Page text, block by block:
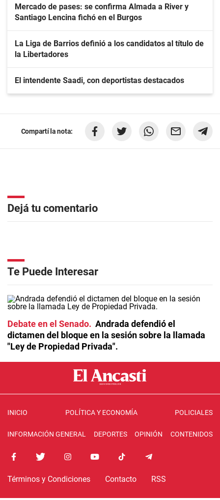
Mercado de pases: se confirma Almada a River y
Santiago Lencina fichó en el Burgos
La Liga de Barrios definió a los candidatos al título de
la Libertadores
El intendente Saadi, con deportistas destacados
Compartí la nota:
Dejá tu comentario
Te Puede Interesar
Debate en el Senado
Andrada defendió el
dictamen del bloque en la sesión sobre la llamada
"Ley de Propiedad Privada".
INICIO POLÍTICA Y ECONOMÍA POLICIALES
INFORMACIÓN GENERAL DEPORTES OPINIÓN CONTENIDOS
Términos y Condiciones Contacto RSS